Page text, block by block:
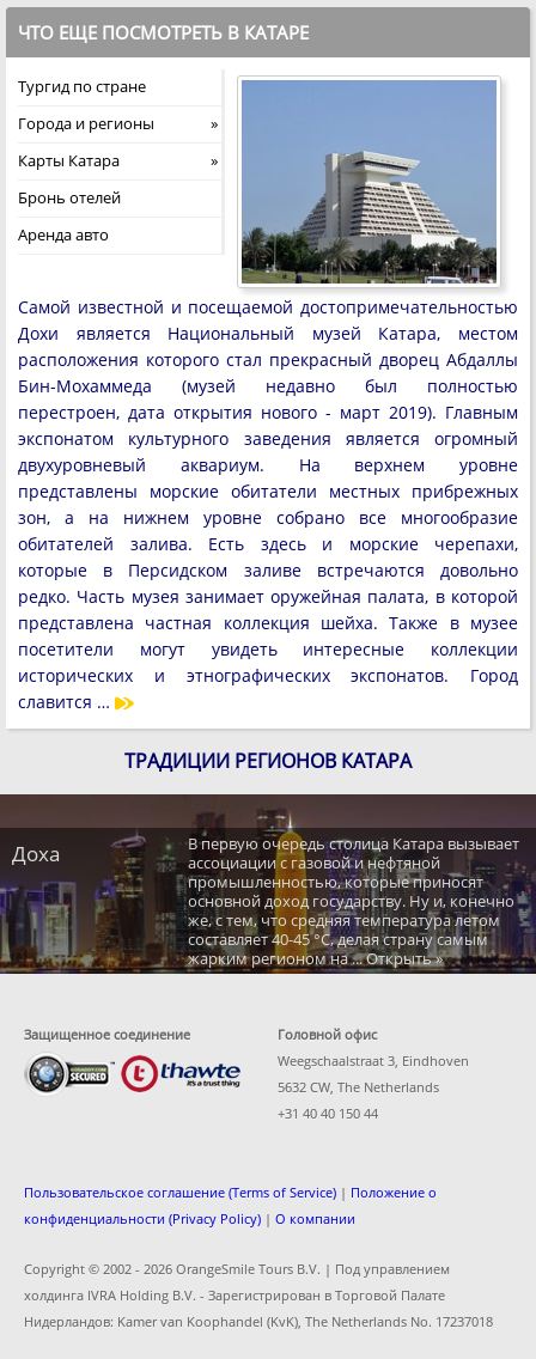
ЧТО ЕЩЕ ПОСМОТРЕТЬ В КАТАРЕ
Тургид по стране
Города и регионы
Карты Катара
Бронь отелей
Аренда авто
Самой известной и посещаемой достопримечательностью
Дохи является Национальный музей Катара, местом
расположения которого стал прекрасный дворец Абдаллы
Бин-Мохаммеда (музей недавно был полностью
перестроен, дата открытия нового - март 2019). Главным
экспонатом культурного заведения является огромный
двухуровневый аквариум. На верхнем уровне
представлены морские обитатели местных прибрежных
зон, а на нижнем уровне собрано все многообразие
обитателей залива. Есть здесь и морские черепахи,
которые в Персидском заливе встречаются довольно
редко. Часть музея занимает оружейная палата, в которой
представлена частная коллекция шейха. Также в музее
посетители могут увидеть интересные коллекции
исторических и этнографических экспонатов. Город
славится …
ТРАДИЦИИ РЕГИОНОВ КАТАРА
Доха
В первую очередь столица Катара вызывает
ассоциации с газовой и нефтяной
промышленностью, которые приносят
основной доход государству. Ну и, конечно
же, с тем, что средняя температура летом
составляет 40-45 °C, делая страну самым
жарким регионом на ... Открыть »
Защищенное соединение
Головной офис
Weegschaalstraat 3, Eindhoven
5632 CW, The Netherlands
+31 40 40 150 44
Пользовательское соглашение (Terms of Service) | Положение о
конфиденциальности (Privacy Policy) | О компании
Copyright © 2002 - 2026 OrangeSmile Tours B.V. | Под управлением
холдинга IVRA Holding B.V. - Зарегистрирован в Торговой Палате
Нидерландов: Kamer van Koophandel (KvK), The Netherlands No. 17237018